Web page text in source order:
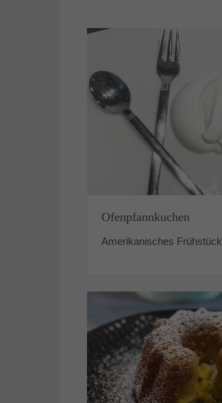
Ofenpfannkuchen
Amerikanisches Frühstück